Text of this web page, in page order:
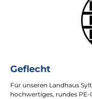
Geflecht
Für unseren Landhaus
hochwertiges, rundes